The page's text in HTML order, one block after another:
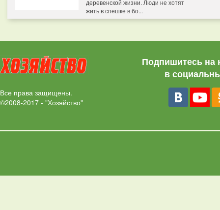
деревенской жизни. Люди не хотят
жить в спешке в бо...
Все права защищены.
©2008-2017 - "Хозяйство"
Подпишитесь на
в